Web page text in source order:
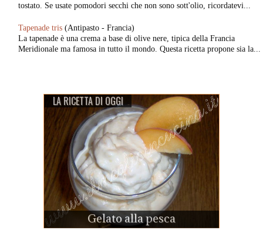
tostato. Se usate pomodori secchi che non sono sott'olio, ricordatevi...
Tapenade tris (Antipasto - Francia)
La tapenade è una crema a base di olive nere, tipica della Francia
Meridionale ma famosa in tutto il mondo. Questa ricetta propone sia la...
LA RICETTA DI OGGI
Gelato alla pesca